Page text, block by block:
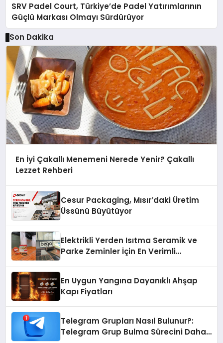
SRV Padel Court, Türkiye’de Padel Yatırımlarının
Güçlü Markası Olmayı Sürdürüyor
Son Dakika
En İyi Çakallı Menemeni Nerede Yenir? Çakallı
Lezzet Rehberi
Cesur Packaging, Mısır’daki Üretim
Üssünü Büyütüyor
Elektrikli Yerden Isıtma Seramik ve
Parke Zeminler İçin En Verimli
En Uygun Yangına Dayanıklı Ahşap
Kapı Fiyatları
Telegram Grupları Nasıl Bulunur?:
Telegram Grup Bulma Sürecini Daha